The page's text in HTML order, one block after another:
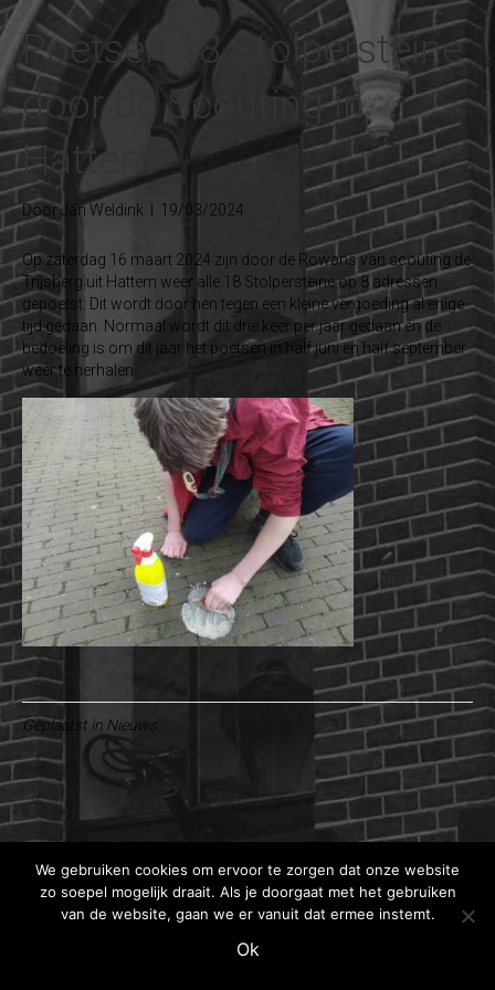
Poetsen 18 Stolpersteine
door de Scouting in
Hattem
DoorJan Weldink 19/03/2024
Op zaterdag 16 maart 2024 zijn door de Rowans van scouting de
Trijsberg uit Hattem weer alle 18 Stolpersteine op 8 adressen
gepoetst. Dit wordt door hen tegen een kleine vergoeding al enige
tijd gedaan. Normaal wordt dit drie keer per jaar gedaan en de
bedoeling is om dit jaar het poetsen in half juni en half september
weer te herhalen.
Geplaatst in Nieuws
We gebruiken cookies om ervoor te zorgen dat onze website
zo soepel mogelijk draait. Als je doorgaat met het gebruiken
van de website, gaan we er vanuit dat ermee instemt.
Ok